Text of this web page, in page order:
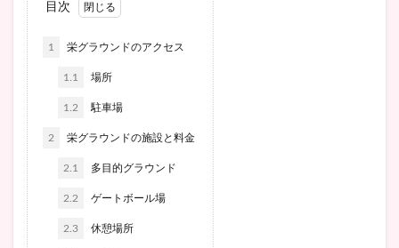
目次
1 栄グラウンドのアクセス
1.1 場所
1.2 駐車場
2 栄グラウンドの施設と料金
2.1 多目的グラウンド
2.2 ゲートボール場
2.3 休憩場所